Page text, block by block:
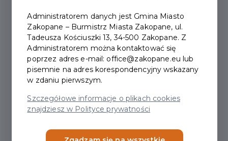
Administratorem danych jest Gmina Miasto
Zakopane – Burmistrz Miasta Zakopane, ul.
Tadeusza Kościuszki 13, 34-500 Zakopane. Z
Administratorem można kontaktować się
poprzez adres e-mail: office@zakopane.eu lub
pisemnie na adres korespondencyjny wskazany
w zdaniu pierwszym.
Szczegółowe informacje o plikach cookies
znajdziesz w Polityce prywatności